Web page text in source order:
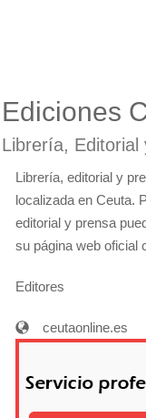
Ediciones
Librería, Editorial
Librería, editorial y
localizada en Ceuta.
editorial y prensa
su página web oficial
Editores
ceutaonline.es